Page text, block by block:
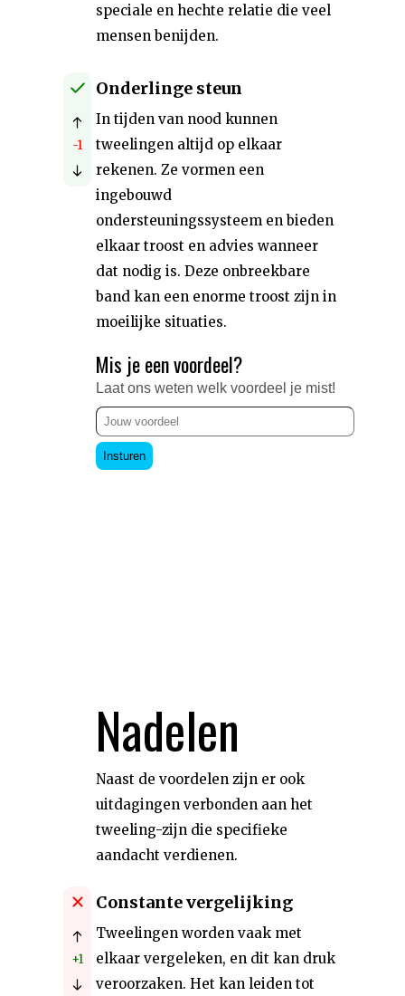
speciale en hechte relatie die veel
mensen benijden.
-1
Onderlinge steun
In tijden van nood kunnen
tweelingen altijd op elkaar
rekenen. Ze vormen een
ingebouwd
ondersteuningssysteem en bieden
elkaar troost en advies wanneer
dat nodig is. Deze onbreekbare
band kan een enorme troost zijn in
moeilijke situaties.
Mis je een voordeel?
Laat ons weten welk voordeel je mist!
Insturen
Nadelen
Naast de voordelen zijn er ook
uitdagingen verbonden aan het
tweeling-zijn die specifieke
aandacht verdienen.
+1
Constante vergelijking
Tweelingen worden vaak met
elkaar vergeleken, en dit kan druk
veroorzaken. Het kan leiden tot